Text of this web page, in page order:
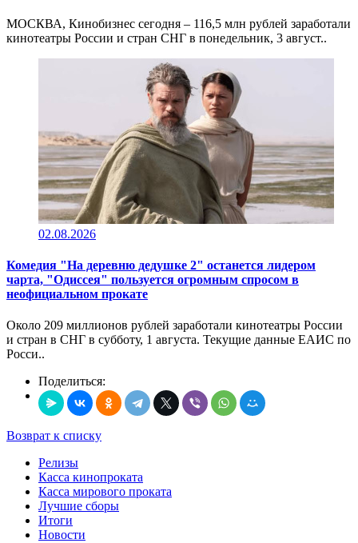
МОСКВА, Кинобизнес сегодня – 116,5 млн рублей заработали
кинотеатры России и стран СНГ в понедельник, 3 август..
02.08.2026
Комедия "На деревню дедушке 2" останется лидером
чарта, "Одиссея" пользуется огромным спросом в
неофициальном прокате
Около 209 миллионов рублей заработали кинотеатры России
и стран в СНГ в субботу, 1 августа. Текущие данные ЕАИС по
Росси..
Поделиться:
Возврат к списку
Релизы
Касса кинопроката
Касса мирового проката
Лучшие сборы
Итоги
Новости